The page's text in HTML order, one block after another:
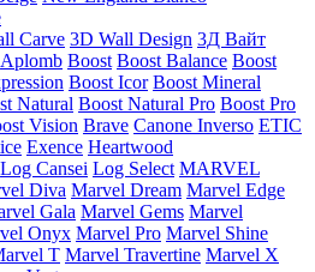
Carve 3D Wall Design 3Д Вайт
Aplomb Boost Boost Balance Boost
Boost Icor Boost Mineral
Natural Boost Natural Pro Boost Pro
Vision Brave Canone Inverso ETIC
Exence Heartwood
Log Cansei Log Select MARVEL
Diva Marvel Dream Marvel Edge
Gala Marvel Gems Marvel
Onyx Marvel Pro Marvel Shine
T Marvel Travertine Marvel X